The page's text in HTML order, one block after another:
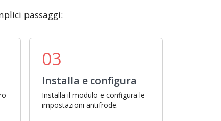
passaggi:
03
Installa e configura
Installa il modulo e configura le
impostazioni antifrode.